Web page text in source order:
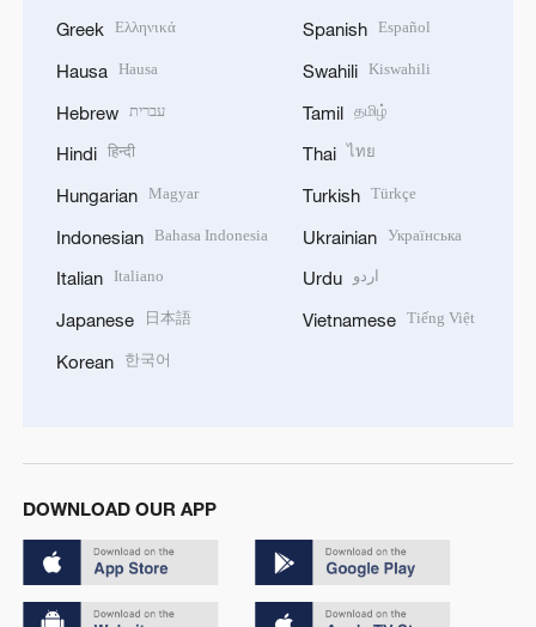
Greek Ελληνικά
Hausa Hausa
Hebrew עברית
Hindi हिन्दी
Hungarian Magyar
Indonesian Bahasa Indonesia
Italian Italiano
Japanese 日本語
Korean 한국어
Spanish Español
Swahili Kiswahili
Tamil தமிழ்
Thai ไทย
Turkish Türkçe
Ukrainian Українська
Urdu اردو
Vietnamese Tiếng Việt
DOWNLOAD OUR APP